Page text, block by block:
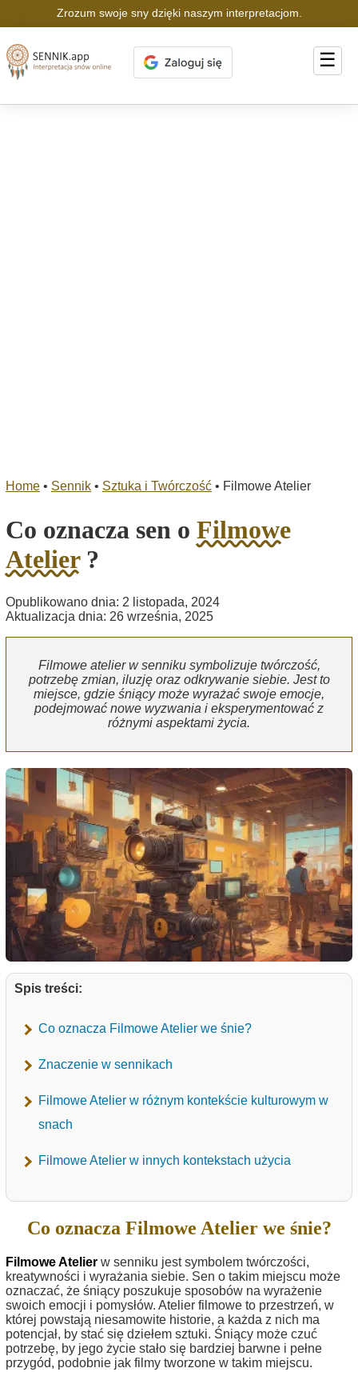
Zrozum swoje sny dzięki naszym interpretacjom.
☰
Home • Sennik • Sztuka i Twórczość • Filmowe Atelier
Co oznacza sen o Filmowe
Atelier?
Opublikowano dnia: 2 listopada, 2024
Aktualizacja dnia: 26 września, 2025
Filmowe atelier w senniku symbolizuje twórczość,
potrzebę zmian, iluzję oraz odkrywanie siebie. Jest to
miejsce, gdzie śniący może wyrażać swoje emocje,
podejmować nowe wyzwania i eksperymentować z
różnymi aspektami życia.
Spis treści:
Co oznacza Filmowe Atelier we śnie?
Znaczenie w sennikach
Filmowe Atelier w różnym kontekście kulturowym w
snach
Filmowe Atelier w innych kontekstach użycia
Co oznacza Filmowe Atelier we śnie?
Filmowe Atelier w senniku jest symbolem twórczości,
kreatywności i wyrażania siebie. Sen o takim miejscu może
oznaczać, że śniący poszukuje sposobów na wyrażenie
swoich emocji i pomysłów. Atelier filmowe to przestrzeń, w
której powstają niesamowite historie, a każda z nich ma
potencjał, by stać się dziełem sztuki. Śniący może czuć
potrzebę, by jego życie stało się bardziej barwne i pełne
przygód, podobnie jak filmy tworzone w takim miejscu.